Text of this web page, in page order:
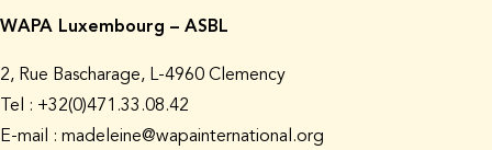
WAPA Luxembourg – ASBL
2, Rue Bascharage, L-4960 Clemency
Tel : +32(0)471.33.08.42
E-mail : madeleine@wapainternational.org